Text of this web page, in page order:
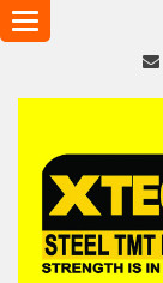
Toggle
navigation